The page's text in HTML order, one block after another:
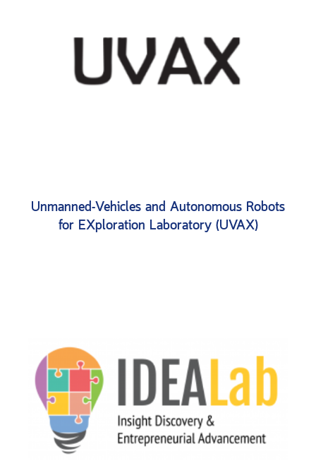
Unmanned-Vehicles and Autonomous Robots
for EXploration Laboratory (UVAX)